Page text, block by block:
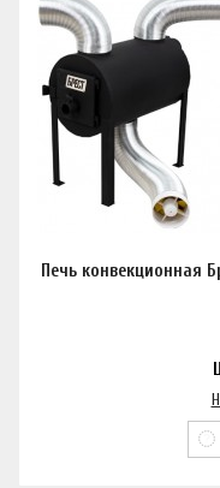
Печь конвекционная